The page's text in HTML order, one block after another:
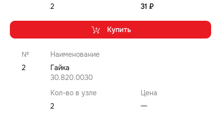
2
31 ₽
Купить
№
Наименование
2
Гайка
30.820.0030
Кол-во в узле
Цена
2
⼀